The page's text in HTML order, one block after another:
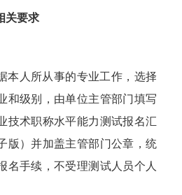
关要求
本人所从事的专业工作，选择
和级别，由单位主管部门填写
技术职称水平能力测试报名汇
版）并加盖主管部门公章，统
名手续，不受理测试人员个人